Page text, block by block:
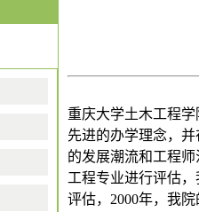
重庆大学土木工程
先进的办学理念，
的发展潮流和工程
工程专业进行评估
评估， 2000年，我院